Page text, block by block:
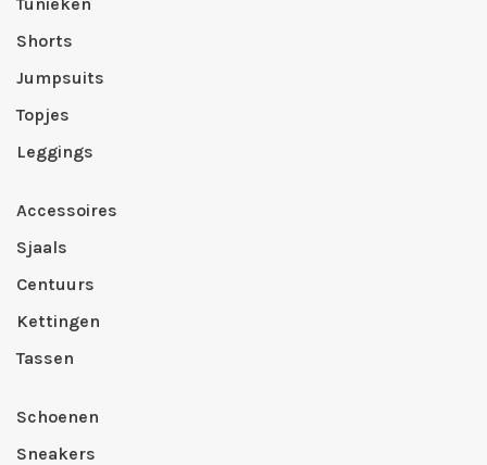
Shorts
Jumpsuits
Topjes
Leggings
Accessoires
Sjaals
Centuurs
Kettingen
Tassen
Schoenen
Sneakers